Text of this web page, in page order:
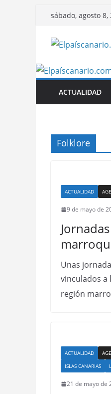
Saltar
contenido
sábado, agosto 8,
ACTUALIDAD
Folklore
ACTUALIDAD
9 de mayo de
Unas
vinculados a
región
ACTUALIDAD
ISLAS CANARIAS
21 de mayo de